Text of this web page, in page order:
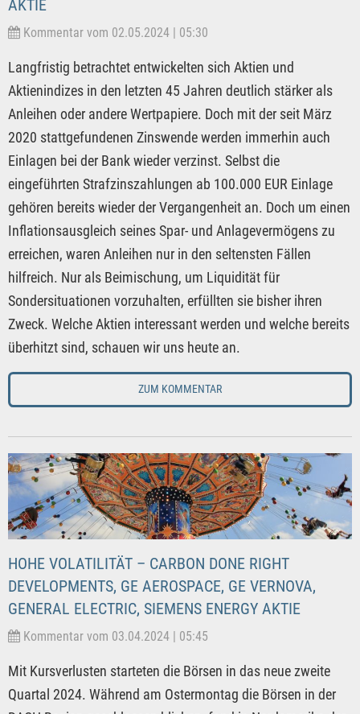
AKTIE
Kommentar vom 02.05.2024 | 05:30
Langfristig betrachtet entwickelten sich Aktien und
Aktienindizes in den letzten 45 Jahren deutlich stärker als
Anleihen oder andere Wertpapiere. Doch mit der seit März
2020 stattgefundenen Zinswende werden immerhin auch
Einlagen bei der Bank wieder verzinst. Selbst die
eingeführten Strafzinszahlungen ab 100.000 EUR Einlage
gehören bereits wieder der Vergangenheit an. Doch um einen
Inflationsausgleich seines Spar- und Anlagevermögens zu
erreichen, waren Anleihen nur in den seltensten Fällen
hilfreich. Nur als Beimischung, um Liquidität für
Sondersituationen vorzuhalten, erfüllten sie bisher ihren
Zweck. Welche Aktien interessant werden und welche bereits
überhitzt sind, schauen wir uns heute an.
ZUM KOMMENTAR
HOHE VOLATILITÄT – CARBON DONE RIGHT
DEVELOPMENTS, GE AEROSPACE, GE VERNOVA,
GENERAL ELECTRIC, SIEMENS ENERGY AKTIE
Kommentar vom 03.04.2024 | 05:45
Mit Kursverlusten starteten die Börsen in das neue zweite
Quartal 2024. Während am Ostermontag die Börsen in der